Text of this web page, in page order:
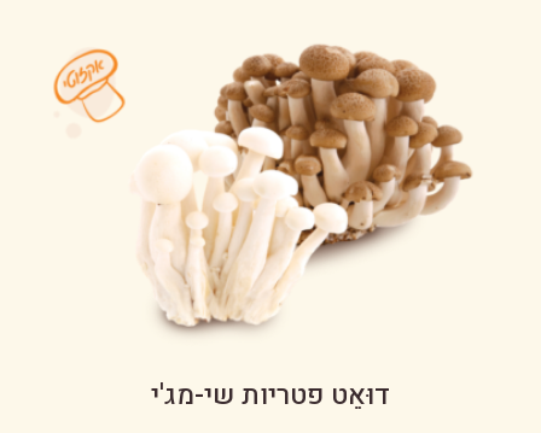
דוּאֵט פטריות שי-מג'י